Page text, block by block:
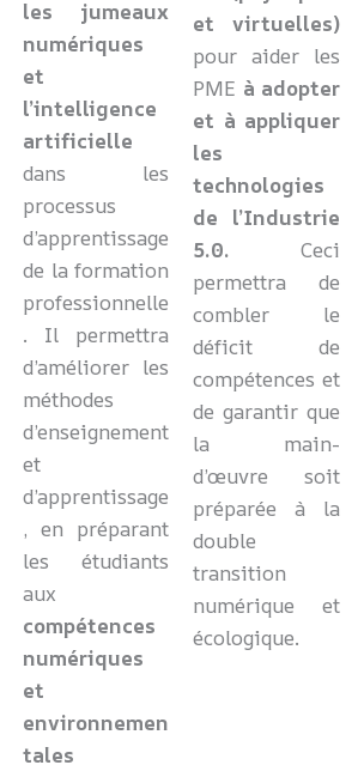
les jumeaux
numériques
et
l’intelligence
artificielle
dans les
processus
d’apprentissage
de la formation
professionnelle
. Il permettra
d’améliorer les
méthodes
d’enseignement
et
d’apprentissage
, en préparant
les étudiants
aux
compétences
numériques
et
environnemen
tales
et virtuelles)
pour aider les
PME à adopter
et à appliquer
les
technologies
de l’Industrie
5.0. Ceci
permettra de
combler le
déficit de
compétences et
de garantir que
la main-
d’œuvre soit
préparée à la
double
transition
numérique et
écologique.